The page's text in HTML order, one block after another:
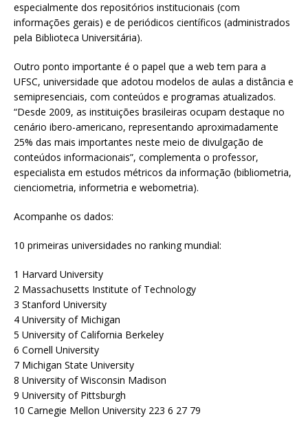
especialmente dos repositórios institucionais (com
informações gerais) e de periódicos científicos (administrados
pela Biblioteca Universitária).
Outro ponto importante é o papel que a web tem para a
UFSC, universidade que adotou modelos de aulas a distância e
semipresenciais, com conteúdos e programas atualizados.
“Desde 2009, as instituições brasileiras ocupam destaque no
cenário ibero-americano, representando aproximadamente
25% das mais importantes neste meio de divulgação de
conteúdos informacionais”, complementa o professor,
especialista em estudos métricos da informação (bibliometria,
cienciometria, informetria e webometria).
Acompanhe os dados:
10 primeiras universidades no ranking mundial:
1 Harvard University
2 Massachusetts Institute of Technology
3 Stanford University
4 University of Michigan
5 University of California Berkeley
6 Cornell University
7 Michigan State University
8 University of Wisconsin Madison
9 University of Pittsburgh
10 Carnegie Mellon University 223 6 27 79